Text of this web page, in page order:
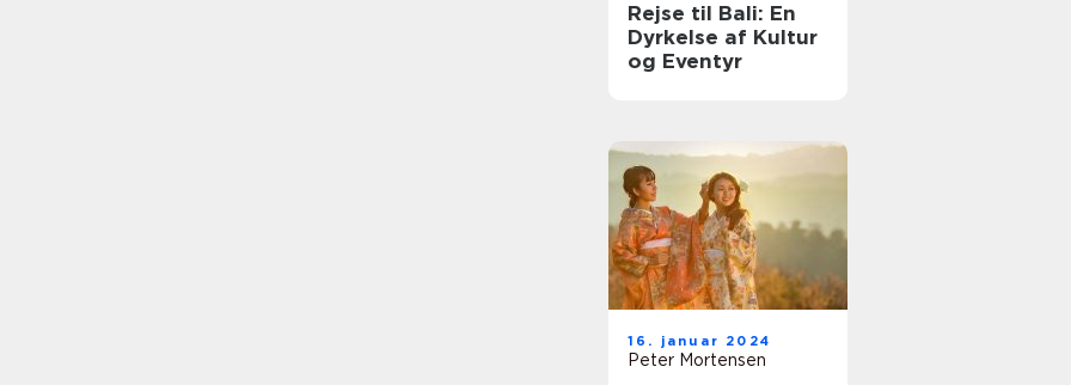
Rejse til Bali: En
Dyrkelse af Kultur
og Eventyr
16. januar 2024
Peter Mortensen